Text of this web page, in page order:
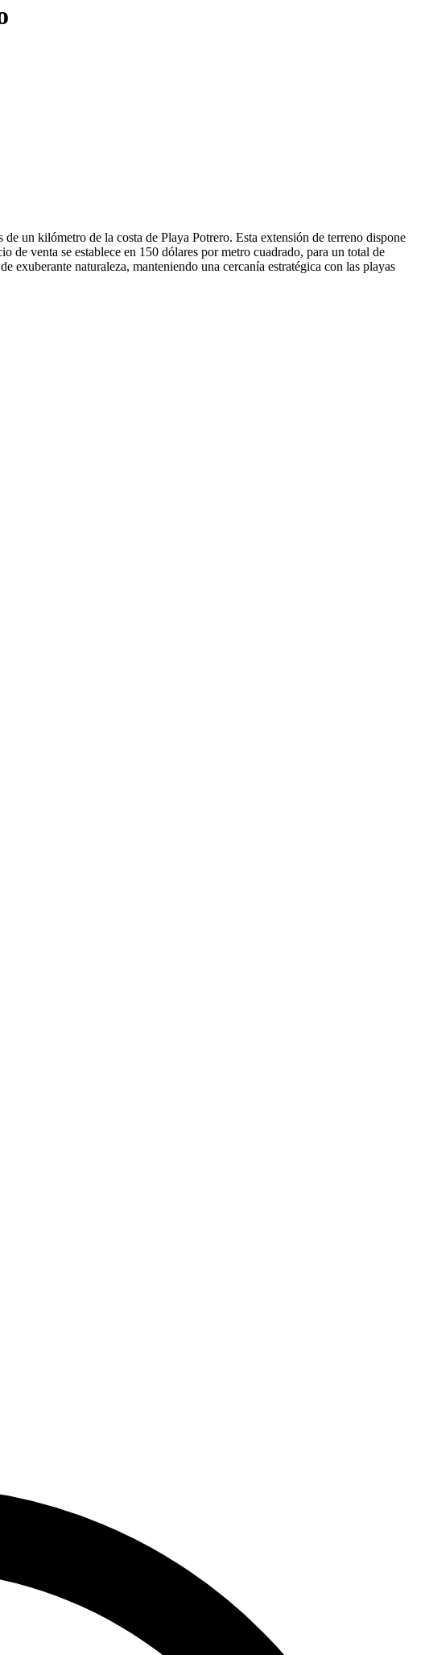
un kilómetro de la costa de Playa Potrero. Esta extensión de terreno dispone
de venta se establece en 150 dólares por metro cuadrado, para un total de
naturaleza, manteniendo una cercanía estratégica con las playas